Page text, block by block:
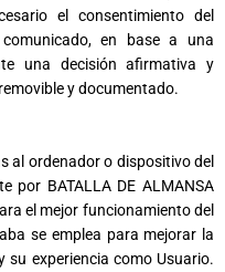
el consentimiento del
en base a una
una decisión afirmativa y
y documentado.
al ordenador o dispositivo del
por BATALLA DE ALMANSA
el mejor funcionamiento del
se emplea para mejorar la
su experiencia como Usuario.